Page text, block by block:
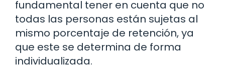
fundamental tener en cuenta que no
todas las personas están sujetas al
mismo porcentaje de retención, ya
que este se determina de forma
individualizada.